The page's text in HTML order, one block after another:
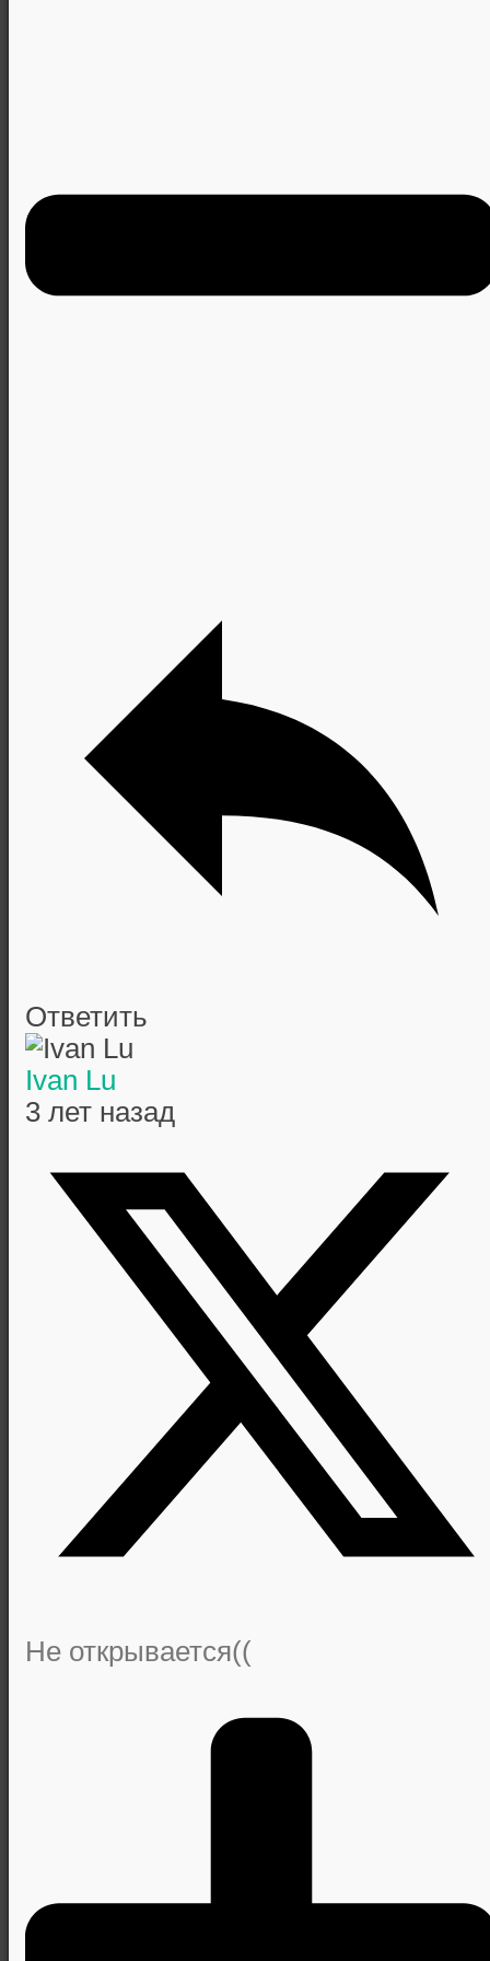
Ответить
Ivan Lu
3 лет назад
Не открывается((